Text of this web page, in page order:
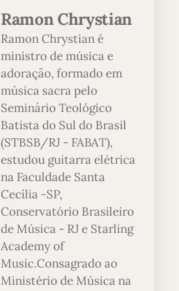
Ramon Chrystian
Ramon Chrystian é
ministro de música e
adoração, formado em
música sacra pelo
Seminário Teológico
Batista do Sul do Brasil
(STBSB/RJ - FABAT),
estudou guitarra elétrica
na Faculdade Santa
Cecília -SP,
Conservatório Brasileiro
de Música - RJ e Starling
Academy of
Music.Consagrado ao
Ministério de Música na